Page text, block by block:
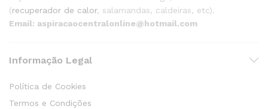
(recuperador de calor, salamandas, caldeiras, etc).
Email: aspiracaocentralonline@hotmail.com
Informação Legal
Política de Cookies
Termos e Condições